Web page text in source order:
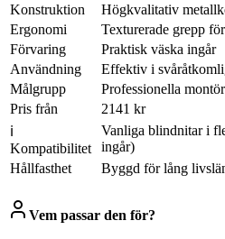
Konstruktion
Högkvalitativ
Ergonomi
Texturerade grepp
Förvaring
Praktisk väska ingår
Användning
Effektiv i
Målgrupp
Professionella
Pris från
2141 kr
ℹ
Kompatibilitet
Vanliga blindnitar i
ingår)
Hållfasthet
Byggd för lång
Vem passar den för?